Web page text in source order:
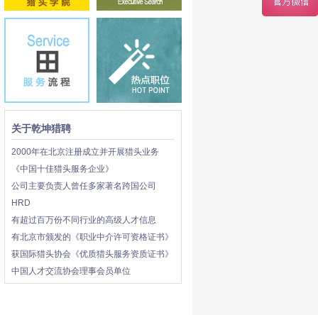
关于乾坤猎聘
2000年在北京注册成立并开展猎头业务
《中国十佳猎头服务企业》
公司主要负责人曾任多家著名跨国公司
HRD
有超过百万份不同行业的高级人才信息
有北京市颁发的《职业中介许可资格证书》
获国际猎头协会《优质猎头服务资质证书》
中国人才交流协会理事会员单位